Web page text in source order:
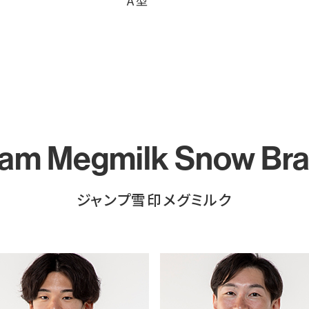
Megmilk Snow
ジャンプ雪印メグミルク